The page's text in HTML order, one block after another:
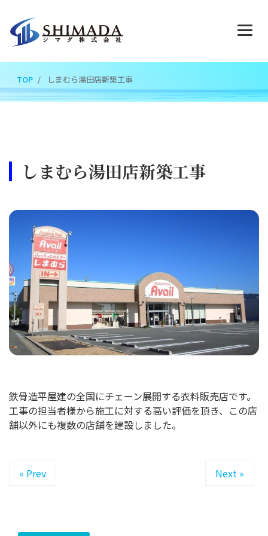
TOP しまむら湯田店新築工事
しまむら湯田店新築工事
鉄骨造平屋建の全国にチェーン展開する衣料販売店です。
工事の担当者様から施工に対する高い評価を頂き、この店
舗以外にも複数の店舗を建設しました。
« Prev Next »